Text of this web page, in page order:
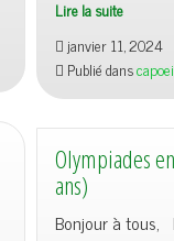
Lire la suite
janvier 11, 2024
Publié dans
Olympiades
ans)
Bonjour à tous,